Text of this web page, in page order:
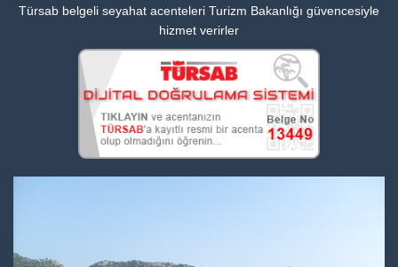
Türsab belgeli seyahat acenteleri Turizm Bakanlığı güvencesiyle
hizmet verirler